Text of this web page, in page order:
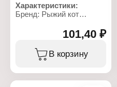
Характеристики:
Бренд: Рыжий кот
Тип товара: Пазл
Модель: "Котики с
синицей"
Размер элемента: 24х31
Размер собранного
101,40 ₽
В корзину